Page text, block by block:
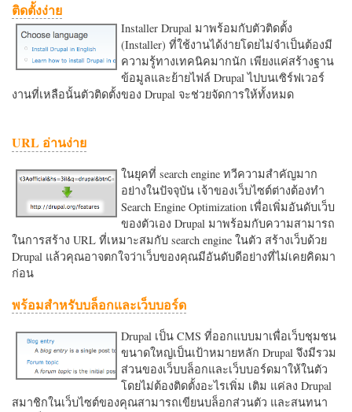
ติดตั้งง่าย
Installer Drupal มาพร้อมกับตัวติดตั้ง
(Installer) ที่ใช้งานได้ง่ายโดยไม่จำเป็นต้องมี
ความรู้ทางเทคนิคมากนัก เพียงแค่สร้างฐาน
ข้อมูลและย้ายไฟล์ Drupal ไปบนเซิร์ฟเวอร์
งานที่เหลือนั้นตัวติดตั้งของ Drupal จะช่วยจัดการให้ทั้งหมด
URL อ่านง่าย
ในยุคที่ search engine ทวีความสำคัญมาก
อย่างในปัจจุบัน เจ้าของเว็บไซต์ต่างต้องทำ
Search Engine Optimization เพื่อเพิ่มอันดับเว็บ
ของตัวเอง Drupal มาพร้อมกับความสามารถ
ในการสร้าง URL ที่เหมาะสมกับ search engine ในตัว สร้างเว็บด้วย
Drupal แล้วคุณอาจตกใจว่าเว็บของคุณมีอันดับดีอย่างที่ไม่เคยคิดมา
ก่อน
พร้อมสำหรับบล็อกและเว็บบอร์ด
Drupal เป็น CMS ที่ออกแบบมาเพื่อเว็บชุมชน
ขนาดใหญ่เป็นเป้าหมายหลัก Drupal จึงมีรวม
ส่วนของเว็บบล็อกและเว็บบอร์ดมาให้ในตัว
โดยไม่ต้องติดตั้งอะไรเพิ่ม เติม แค่ลง Drupal
สมาชิกในเว็บไซต์ของคุณสามารถเขียนบล็อกส่วนตัว และสนทนา